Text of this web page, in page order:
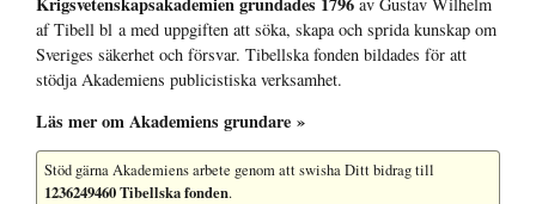
af Tibell bl a med uppgiften att söka, skapa och sprida kunskap om
Sveriges säkerhet och försvar. Tibellska fonden bildades för att
stödja Akademiens publicistiska verksamhet.
Läs mer om Akademiens grundare »
Stöd gärna Akademiens arbete genom att swisha Ditt bidrag till
1236249460 Tibellska fonden.